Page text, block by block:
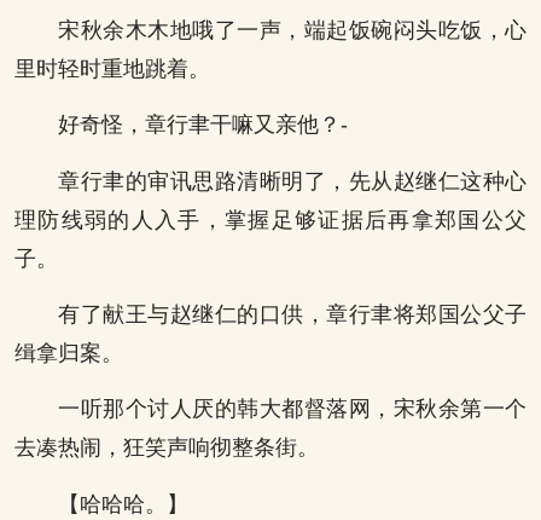
宋秋余木木地哦了一声，端起饭碗闷头吃饭，心
里时轻时重地跳着。
好奇怪，章行聿干嘛又亲他？-
章行聿的审讯思路清晰明了，先从赵继仁这种心
理防线弱的人入手，掌握足够证据后再拿郑国公父
子。
有了献王与赵继仁的口供，章行聿将郑国公父子
缉拿归案。
一听那个讨人厌的韩大都督落网，宋秋余第一个
去凑热闹，狂笑声响彻整条街。
【哈哈哈。】